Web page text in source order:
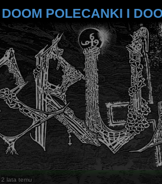
DOOM POLECANKI I
2 lata temu